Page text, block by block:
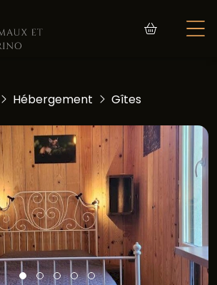
Hébergement Gîtes